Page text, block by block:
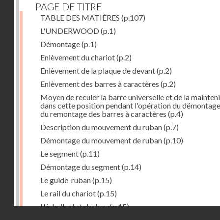
PAGE DE TITRE
TABLE DES MATIÈRES (p.107)
L'UNDERWOOD (p.1)
Démontage(p.1)
Enlèvement du chariot(p.2)
Enlèvement de la plaque de devant(p.2)
Enlèvement des barres à caractères (p.2)
Moyen de reculer la barre universelle et de la
dans cette position pendant l'opération du
du remontage des barres à caractères (p.4)
Description du mouvement du ruban(p.7)
Démontage du mouvement de ruban(p.10)
Le segment(p.11)
Démontage du segment(p.14)
Le guide-ruban(p.15)
Le rail du chariot(p.15)
L'échelle du tabuleur(p.15)